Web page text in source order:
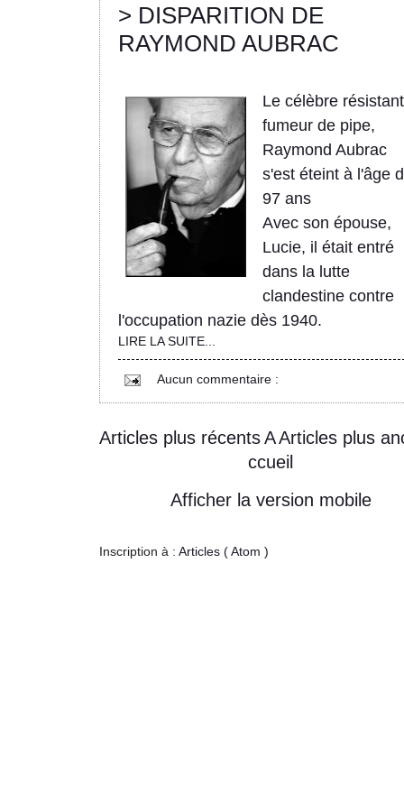
> DISPARITION DE
RAYMOND AUBRAC
Le célèbre
fumeur de pipe,
Raymond Aubrac
s'est éteint à l'âge
97 ans
Avec son épouse,
Lucie, il était entré
dans la lutte
clandestine contre
l'occupation nazie dès 1940.
LIRE LA SUITE...
Aucun commentaire :
Articles plus récents Articles plus
A
ccueil
Afficher la version mobile
Inscription à : Articles ( Atom )